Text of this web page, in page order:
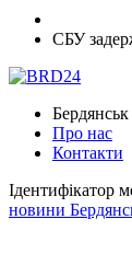
СБУ
Бердянськ
Про нас
Контакти
Ідентифікатор
новини